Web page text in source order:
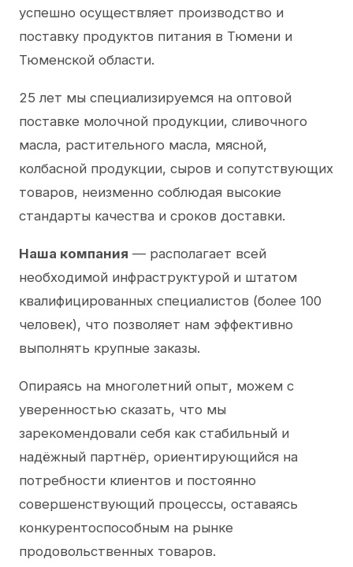
успешно осуществляет производство и
поставку продуктов питания в Тюмени и
Тюменской области.
25 лет мы специализируемся на оптовой
поставке молочной продукции, сливочного
масла, растительного масла, мясной,
колбасной продукции, сыров и сопутствующих
товаров, неизменно соблюдая высокие
стандарты качества и сроков доставки.
Наша компания — располагает всей
необходимой инфраструктурой и штатом
квалифицированных специалистов (более 100
человек), что позволяет нам эффективно
выполнять крупные заказы.
Опираясь на многолетний опыт, можем с
уверенностью сказать, что мы
зарекомендовали себя как стабильный и
надёжный партнёр, ориентирующийся на
потребности клиентов и постоянно
совершенствующий процессы, оставаясь
конкурентоспособным на рынке
продовольственных товаров.